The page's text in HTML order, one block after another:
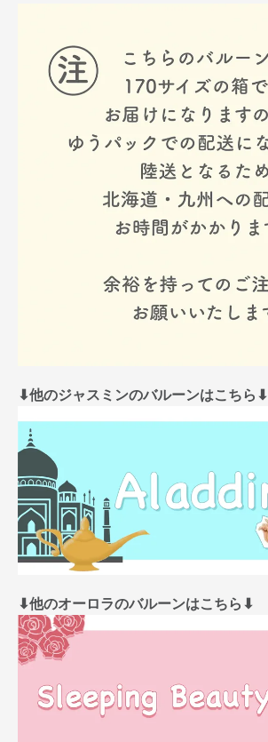
⬇︎他のジャスミンのバルーンはこちら⬇︎
⬇︎他のオーロラのバルーンはこちら⬇︎